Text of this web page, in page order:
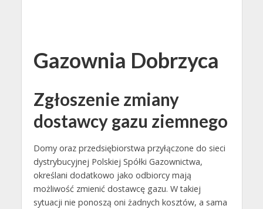
Gazownia Dobrzyca
Zgłoszenie zmiany
dostawcy gazu ziemnego
Domy oraz przedsiębiorstwa przyłączone do sieci
dystrybucyjnej Polskiej Spółki Gazownictwa,
określani dodatkowo jako odbiorcy mają
możliwość zmienić dostawcę gazu. W takiej
sytuacji nie ponoszą oni żadnych kosztów, a sama